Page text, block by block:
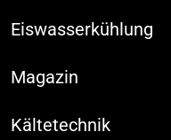
Eiswasserkühlung
Magazin
Kältetechnik